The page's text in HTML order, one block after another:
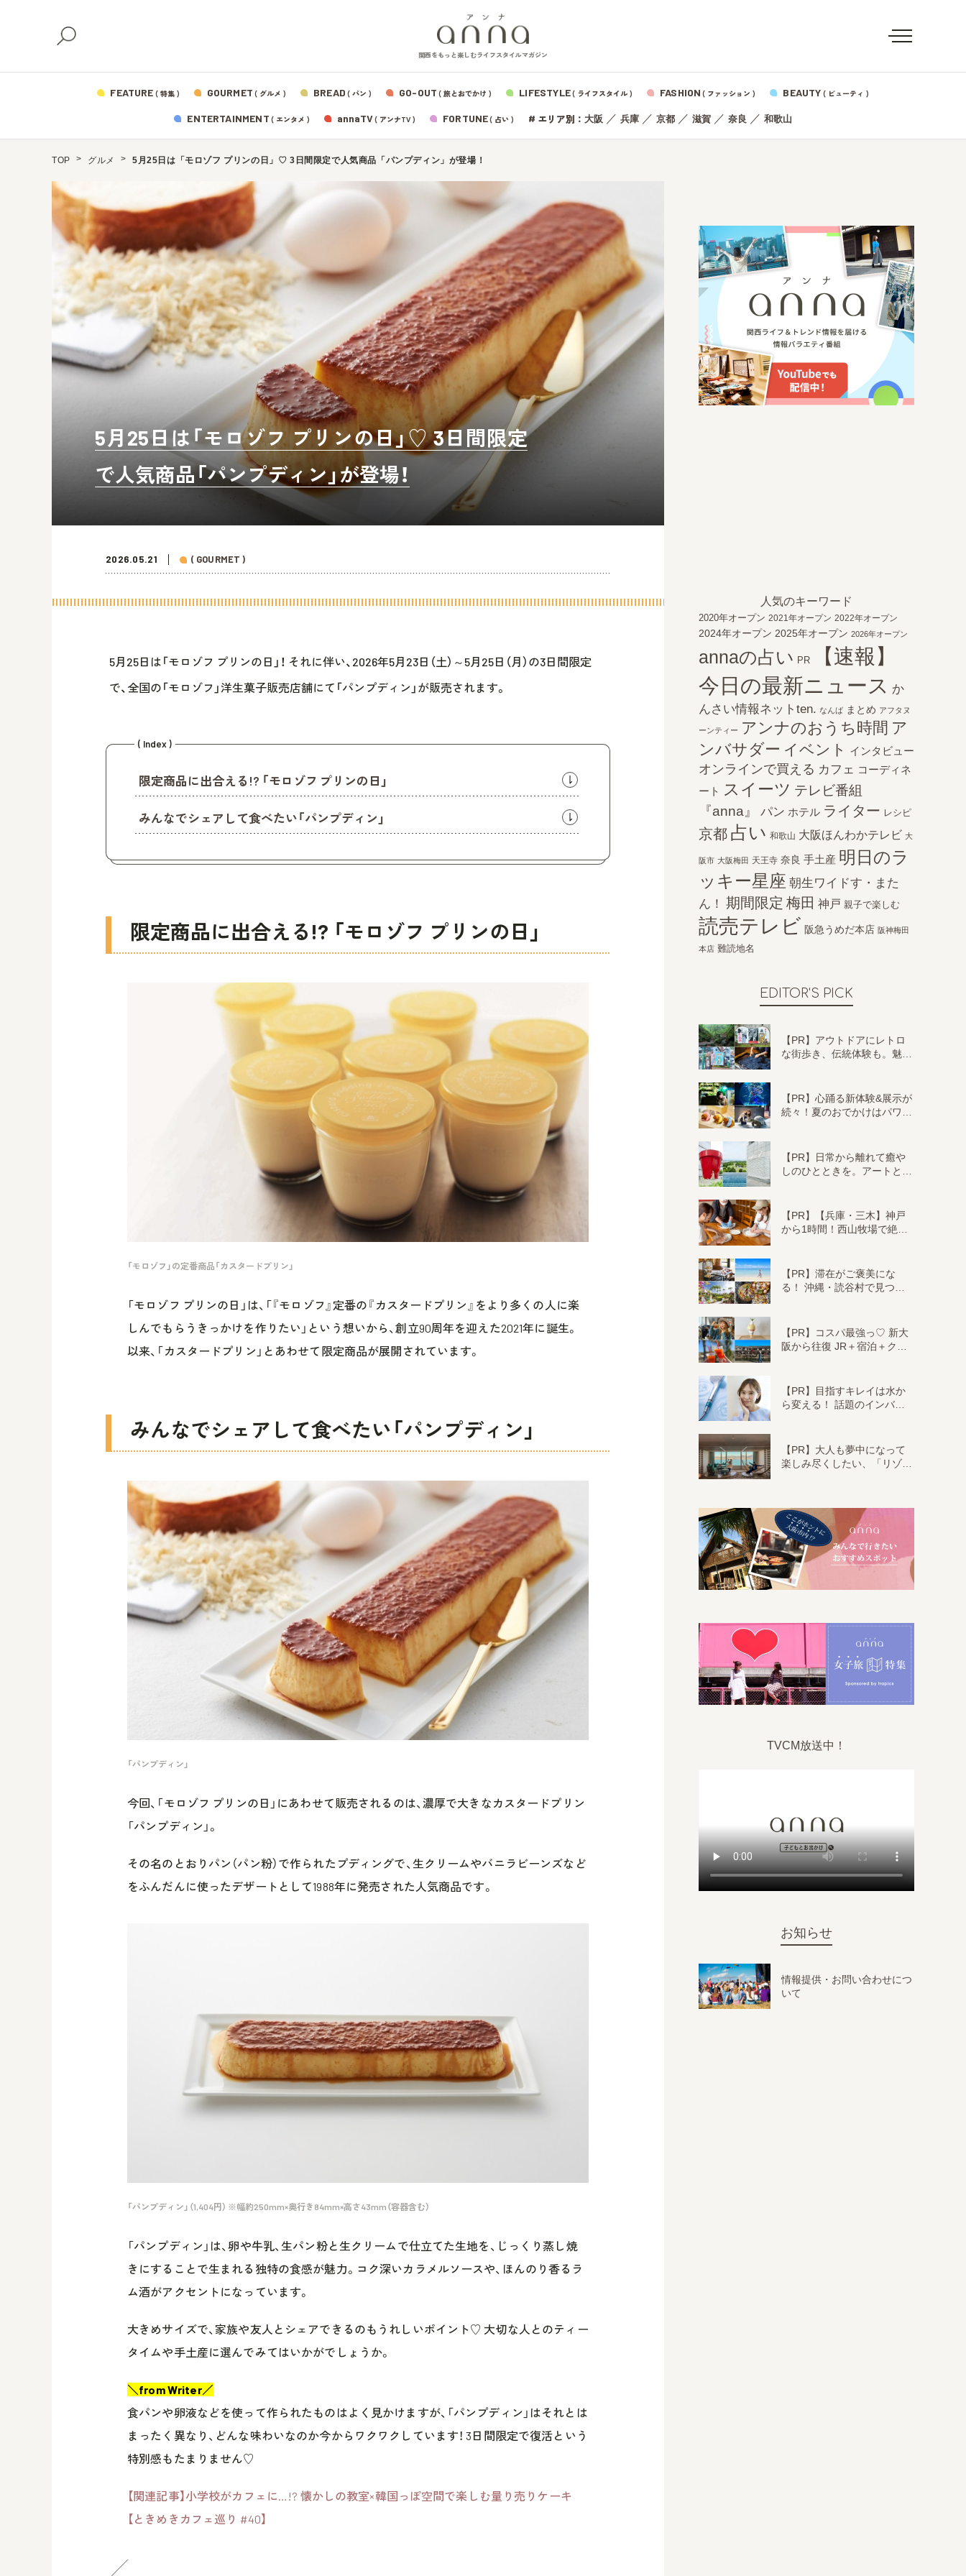
関西をもっと楽しむライフスタイルマガジン
FEATURE ( 特集 ) GOURMET ( グルメ ) BREAD ( パン ) GO-OUT ( 旅とおでかけ ) LIFESTYLE( ライフスタイル ) FASHION ( ファッション ) BEAUTY ( ビューティ )
ENTERTAINMENT ( エンタメ ) annaTV( アンナTV ) FORTUNE( 占い ) # エリア別： 大阪 ／ 兵庫／ 京都／ 滋賀／ 奈良 ／ 和歌山
TOP グルメ 5月25日は「モロゾフ プリンの日」♡ 3日間限定で人気商品「パンプディン」が登場！
5月25日は「モロゾフ プリンの日」♡ 3日間限定
で人気商品「パンプディン」が登場！
2026.05.21 ( GOURMET )
5月25日は「モロゾフ プリンの日」！ それに伴い、2026年5月23日（土）～5月25日（月）の3日間限定
で、全国の「モロゾフ」洋生菓子販売店舗にて「パンプディン」が販売されます。
( Index )
限定商品に出合える!? 「モロゾフ プリンの日」
みんなでシェアして食べたい「パンプディン」
限定商品に出合える!? 「モロゾフ プリンの日」
「モロゾフ」の定番商品「カスタードプリン」
「モロゾフ プリンの日」は、「『モロゾフ』定番の『カスタードプリン』をより多くの人に楽
しんでもらうきっかけを作りたい」という想いから、創立90周年を迎えた2021年に誕生。
以来、「カスタードプリン」とあわせて限定商品が展開されています。
みんなでシェアして食べたい「パンプディン」
「パンプディン」
今回、「モロゾフ プリンの日」にあわせて販売されるのは、濃厚で大きなカスタードプリン
「パンプディン」。
その名のとおりパン（パン粉）で作られたプディングで、生クリームやバニラビーンズなど
をふんだんに使ったデザートとして1988年に発売された人気商品です。
「パンプディン」（1,404円） ※幅約250mm×奥行き84mm×高さ43mm（容器含む）
「パンプディン」は、卵や牛乳、生パン粉と生クリームで仕立てた生地を、じっくり蒸し焼
きにすることで生まれる独特の食感が魅力。コク深いカラメルソースや、ほんのり香るラ
ム酒がアクセントになっています。
大きめサイズで、家族や友人とシェアできるのもうれしいポイント♡ 大切な人とのティー
タイムや手土産に選んでみてはいかがでしょうか。
＼from Writer／
食パンや卵液などを使って作られたものはよく見かけますが、「パンプディン」はそれとは
まったく異なり、どんな味わいなのか今からワクワクしています！ 3日間限定で復活という
特別感もたまりません♡
【関連記事】小学校がカフェに…!? 懐かしの教室×韓国っぽ空間で楽しむ量り売りケーキ
【ときめきカフェ巡り #40】
人気のキーワード
2020年オープン 2021年オープン 2022年オープン
2024年オープン 2025年オープン 2026年オープン
annaの占い PR
【速報】
今日の最新ニュース か
んさい情報ネットten. なんば まとめ アフタヌ
ーンティー アンナのおうち時間 ア
ンバサダー イベント インタビュー
オンラインで買える カフェ コーディネ
ート
スイーツ テレビ番組
『anna』
パン ホテル ライター レシピ
京都 占い 和歌山 大阪ほんわかテレビ 大
阪市 大阪梅田 天王寺 奈良 手土産 明日のラ
ッキー星座 朝生ワイドす・また
ん！ 期間限定 梅田 神戸 親子で楽しむ
読売テレビ 阪急うめだ本店 阪神梅田
本店 難読地名
EDITOR'S PICK
【PR】アウトドアにレトロ
な街歩き、伝統体験も。魅…
【PR】心踊る新体験&展示が
続々！夏のおでかけはパワ…
【PR】日常から離れて癒や
しのひとときを。アートと…
【PR】【兵庫・三木】神戸
から1時間！西山牧場で絶…
【PR】滞在がご褒美にな
る！ 沖縄・読谷村で見つ…
【PR】コスパ最強っ♡ 新大
阪から往復 JR＋宿泊＋ク…
【PR】目指すキレイは水か
ら変える！ 話題のインバ…
【PR】大人も夢中になって
楽しみ尽くしたい、「リゾ…
TVCM放送中！
お知らせ
情報提供・お問い合わせにつ
いて